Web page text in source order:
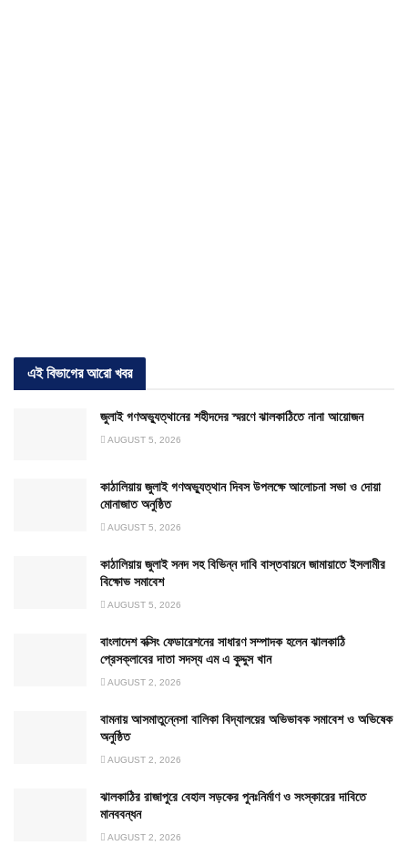
এই বিভাগের আরো খবর
জুলাই গণঅভ্যুত্থানের শহীদদের স্মরণে ঝালকাঠিতে নানা আয়োজন
AUGUST 5, 2026
কাঠালিয়ায় জুলাই গণঅভ্যুত্থান দিবস উপলক্ষে আলোচনা সভা ও দোয়া
মোনাজাত অনুষ্ঠিত
AUGUST 5, 2026
কাঠালিয়ায় জুলাই সনদ সহ বিভিন্ন দাবি বাস্তবায়নে জামায়াতে ইসলামীর
বিক্ষোভ সমাবেশ
AUGUST 5, 2026
বাংলাদেশ বক্সিং ফেডারেশনের সাধারণ সম্পাদক হলেন ঝালকাঠি
প্রেসক্লাবের দাতা সদস্য এম এ কুদ্দুস খান
AUGUST 2, 2026
বামনায় আসমাতুন্নেসা বালিকা বিদ্যালয়ের অভিভাবক সমাবেশ ও অভিষেক
অনুষ্ঠিত
AUGUST 2, 2026
ঝালকাঠির রাজাপুরে বেহাল সড়কের পুনঃনির্মাণ ও সংস্কারের দাবিতে
মানববন্ধন
AUGUST 2, 2026